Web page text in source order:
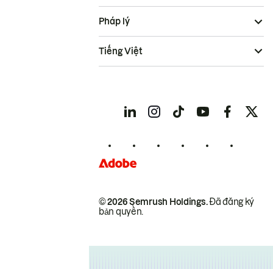
© 2026 Semrush Holdings.Đã đăng ký
bản quyền.
Pháp lý
Tiếng Việt